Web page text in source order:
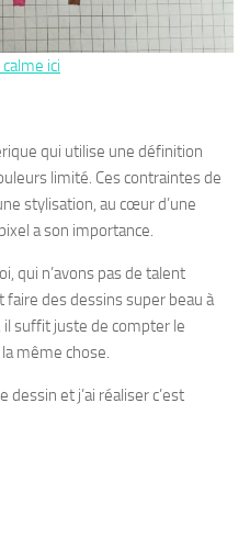
ici
qui utilise une définition
limité. Ces contraintes de
stylisation, au cœur d’une
a son importance.
qui n’avons pas de talent
des dessins super beau à
il suffit juste de compter le
même chose.
dessin et j’ai réaliser c’est